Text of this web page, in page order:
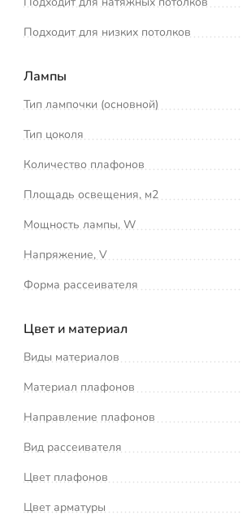
Подходит для низких потолков
Лампы
Тип лампочки (основной)
Тип цоколя
Количество плафонов
Площадь освещения, м2
Мощность лампы, W
Напряжение, V
Форма рассеивателя
Цвет и материал
Виды материалов
Материал плафонов
Направление плафонов
Вид рассеивателя
Цвет плафонов
Цвет арматуры